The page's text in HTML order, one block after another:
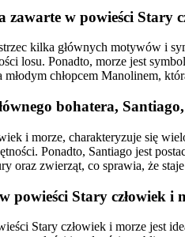
zawarte w powieści Stary
kilka głównych motywów i
losu. Ponadto, morze jest
chłopcem Manolinem,
bohatera,
i morze, charakteryzuje się
Ponadto, Santiago jest
oraz zwierząt, co sprawia, że
powieści Stary człowiek
Stary człowiek i morze jest